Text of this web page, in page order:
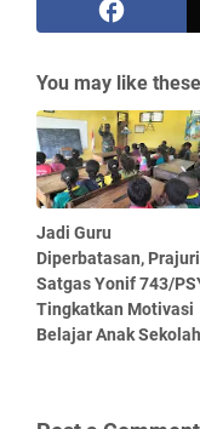
You may like
Jadi Guru
Diperbatasan,
Satgas Yonif 743/
Tingkatkan Motivasi
Belajar Anak Sekolah